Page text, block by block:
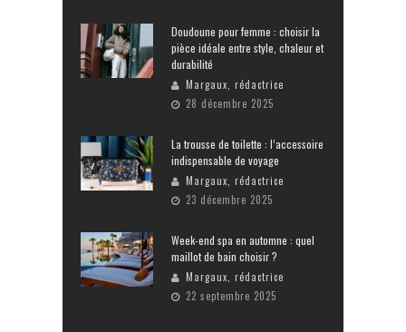
Doudoune pour femme : choisir la
pièce idéale entre style, chaleur et
durabilité
Margaux, rédactrice
28 décembre 2025
La trousse de toilette : l’accessoire
indispensable de voyage
Margaux, rédactrice
23 décembre 2025
Week-end spa en automne : quel
maillot de bain choisir ?
Margaux, rédactrice
22 septembre 2025